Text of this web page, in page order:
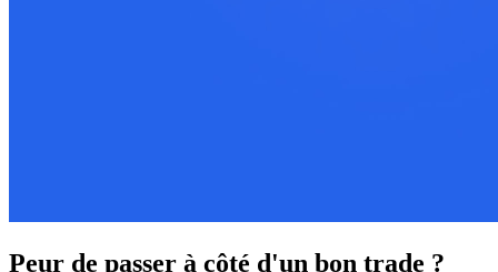
Peur de passer à côté d'un bon trade ?